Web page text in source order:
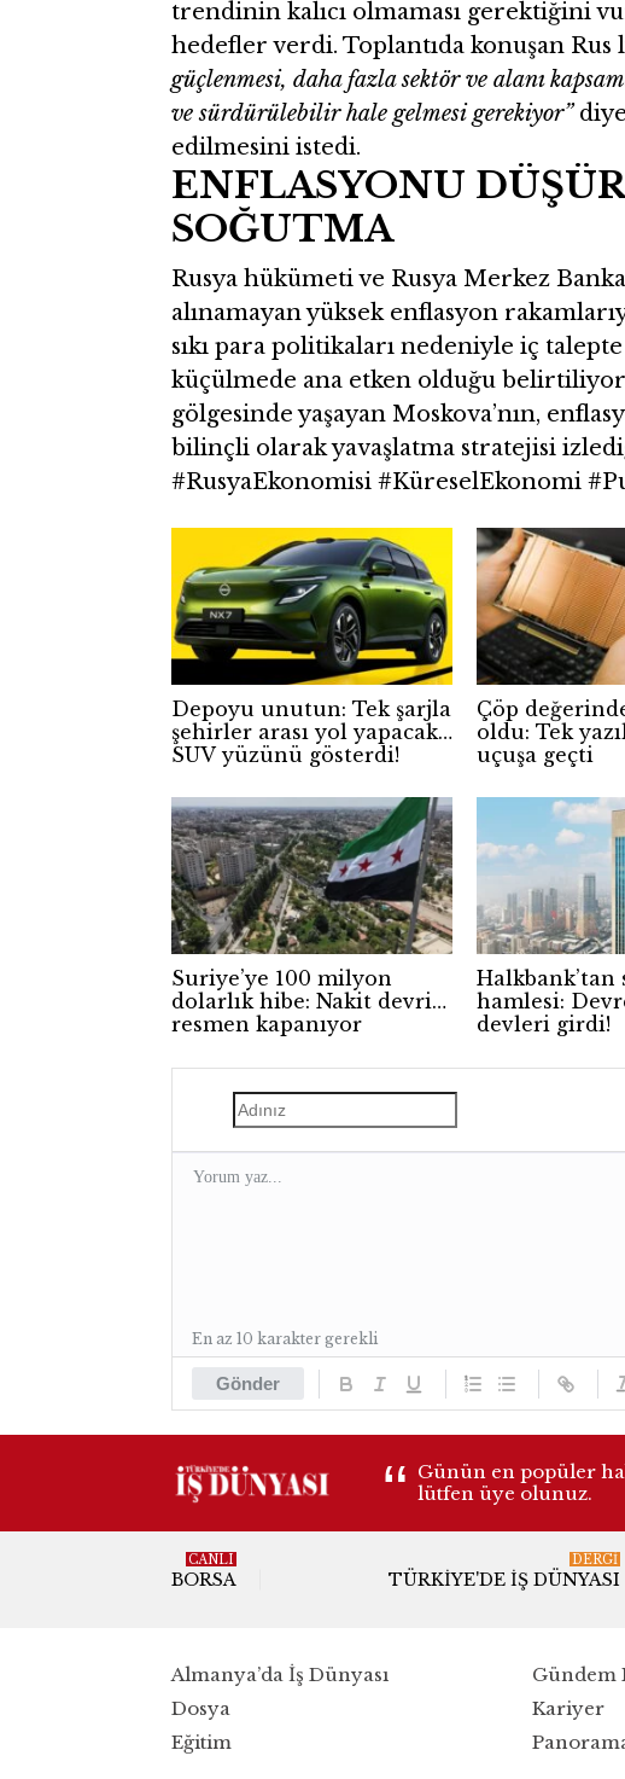
trendinin kalıcı olmaması gerektiğini
hedefler verdi. Toplantıda konuşan Rus
güçlenmesi, daha fazla sektör ve alanı
ve sürdürülebilir hale gelmesi gerekiyor”
edilmesini istedi.
ENFLASYONU
SOĞUTMA
Rusya hükümeti ve Rusya Merkez
alınamayan yüksek enflasyon
sıkı para politikaları nedeniyle iç
küçülmede ana etken olduğu
gölgesinde yaşayan Moskova’nın,
bilinçli olarak yavaşlatma stratejisi
#RusyaEkonomisi #KüreselEkonomi
Depoyu unutun: Tek şarjla
şehirler arası yol yapacak
SUV yüzünü gösterdi!
Çöp
oldu: Tek
uçuşa geçti
Suriye’ye 100 milyon
dolarlık hibe: Nakit devri
resmen kapanıyor
Halkbank’tan
hamlesi:
devleri girdi!
Gönder
En az 10 karakter gerekli
Günün en popüler
lütfen üye olunuz.
BORSA
CANLI
TÜRKIYE'DE İŞ DÜNYASI
DERGI
Almanya’da İş Dünyası
Dosya
Eğitim
Gündem
Kariyer